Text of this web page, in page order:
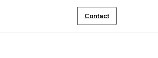
Contact